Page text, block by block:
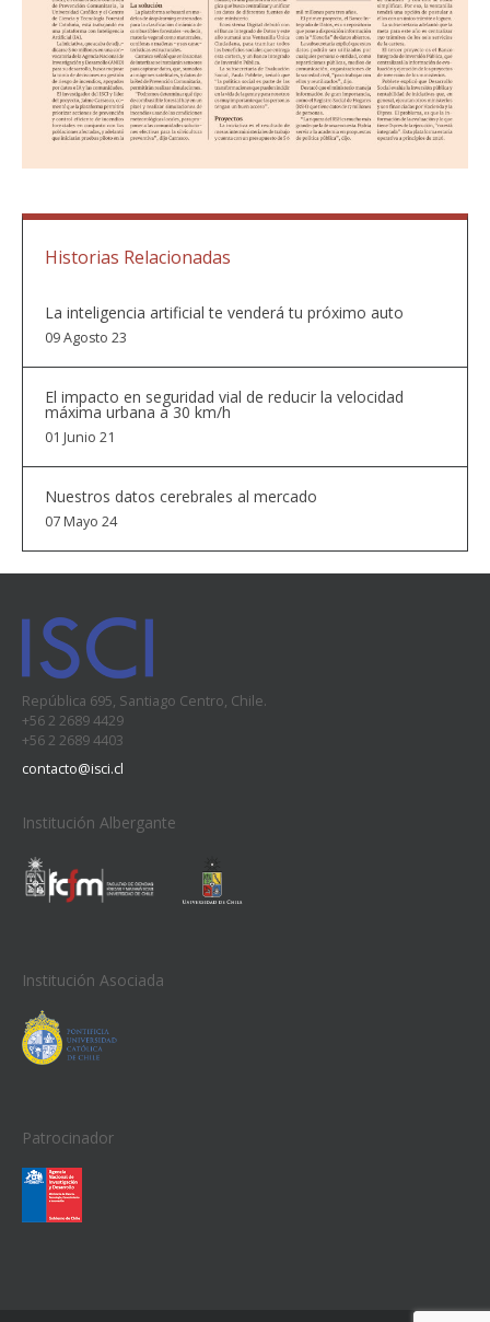
Historias Relacionadas
La inteligencia artificial te venderá tu próximo auto
09 Agosto 23
El impacto en seguridad vial de reducir la velocidad
máxima urbana a 30 km/h
01 Junio 21
Nuestros datos cerebrales al mercado
07 Mayo 24
República 695, Santiago Centro, Chile.
+56 2 2689 4429
+56 2 2689 4403
contacto@isci.cl
Institución Albergante
Institución Asociada
Patrocinador